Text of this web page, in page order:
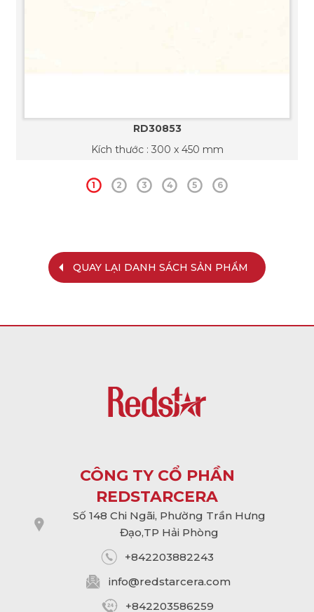
RD30853
Kích thước : 300 x 450 mm
1 2 3 4 5 6
QUAY LẠI DANH SÁCH SẢN PHẨM
CÔNG TY CỔ PHẦN
REDSTARCERA
Số 148 Chi Ngãi, Phường Trần Hưng
Đạo,TP Hải Phòng
+842203882243
info@redstarcera.com
+842203586259